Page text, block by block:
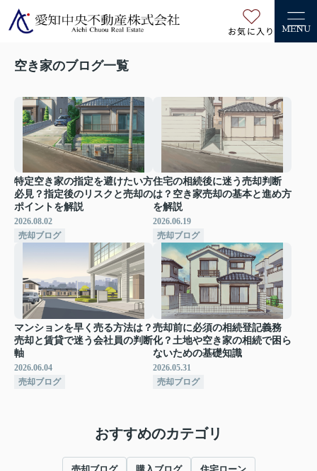
お気に入り MENU
空き家のブログ一覧
特定空き家の指定を避けたい方
必見？指定後のリスクと売却の
ポイントを解説
2026.08.02
売却ブログ
住宅の相続後に迷う売却判断
は？空き家売却の基本と進め方
を解説
2026.06.19
売却ブログ
マンションを早く売る方法は？
売却と賃貸で迷う会社員の判断
軸
2026.06.04
売却ブログ
売却前に必須の相続登記義務
化？土地や空き家の相続で困ら
ないための基礎知識
2026.05.31
売却ブログ
おすすめのカテゴリ